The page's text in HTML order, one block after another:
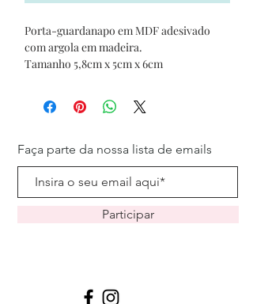
Porta-guardanapo em MDF adesivado
com argola em madeira.
Tamanho 5,8cm x 5cm x 6cm
Faça parte da nossa lista de emails
Participar